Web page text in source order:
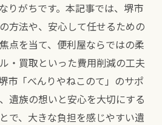
りがちです。本記事では、堺市
方法や、安心して任せるための
点を当て、便利屋ならではの柔
・買取といった費用削減の工夫
市「べんりやねこのて」のサポ
遺族の想いと安心を大切にする
で、大きな負担を感じやすい遺